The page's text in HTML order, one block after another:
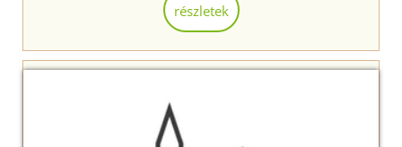
részletek